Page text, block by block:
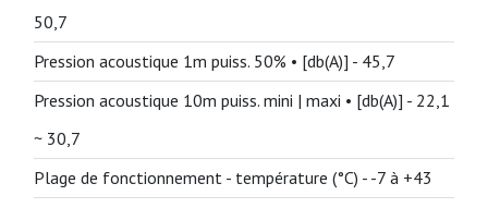
50,7
Pression acoustique 1m puiss. 50% • [db(A)] - 45,7
Pression acoustique 10m puiss. mini | maxi • [db(A)] - 22,1
~ 30,7
Plage de fonctionnement - température (°C) - -7 à +43